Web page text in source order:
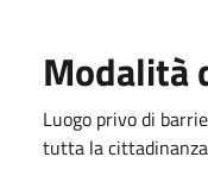
Modalità
Luogo privo di
tutta la